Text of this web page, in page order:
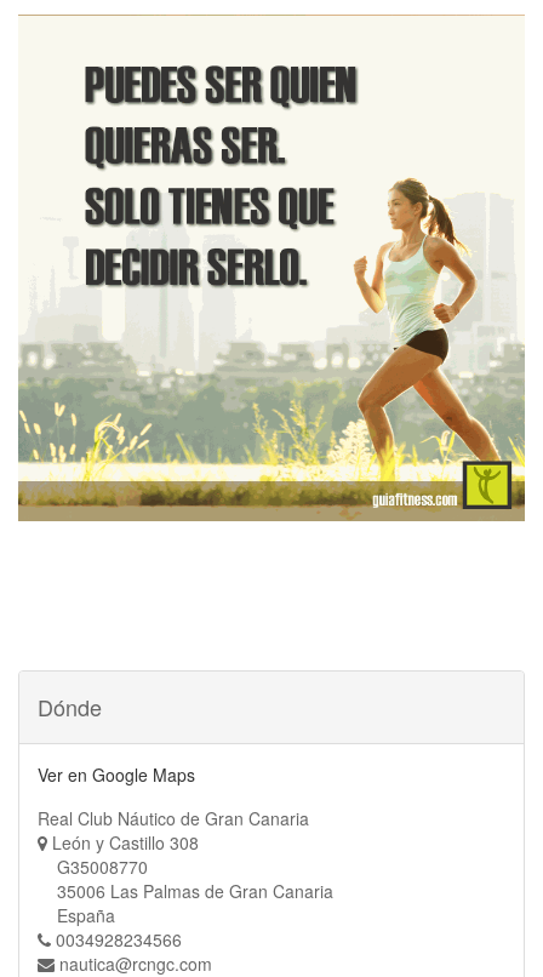
Dónde
Ver en Google Maps
Real Club Náutico de Gran Canaria
León y Castillo 308
G35008770
35006 Las Palmas de Gran Canaria
España
0034928234566
nautica@rcngc.com